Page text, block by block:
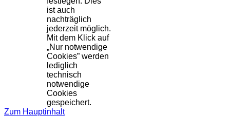
ist auch
nachträglich
jederzeit möglich.
Mit dem Klick auf
„Nur notwendige
Cookies” werden
lediglich
technisch
notwendige
Cookies
gespeichert.
Zum Hauptinhalt